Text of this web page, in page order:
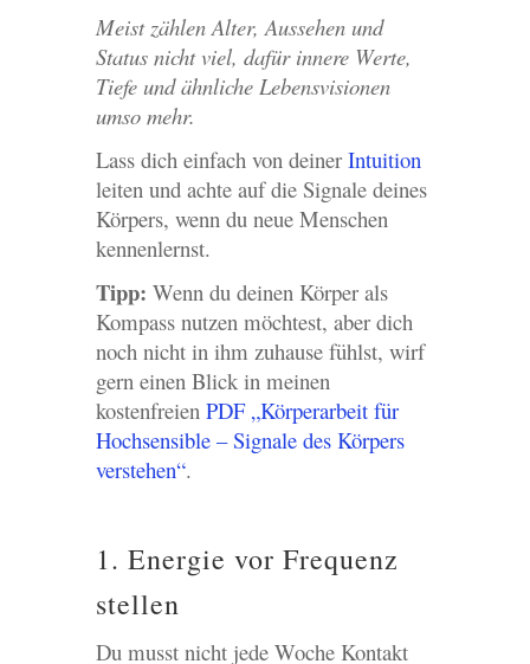
Meist zählen Alter, Aussehen und
Status nicht viel, dafür innere Werte,
Tiefe und ähnliche Lebensvisionen
umso mehr.
Lass dich einfach von deiner Intuition
leiten und achte auf die Signale deines
Körpers, wenn du neue Menschen
kennenlernst.
Tipp: Wenn du deinen Körper als
Kompass nutzen möchtest, aber dich
noch nicht in ihm zuhause fühlst, wirf
gern einen Blick in meinen
kostenfreien PDF „Körperarbeit für
Hochsensible – Signale des Körpers
verstehen“.
1. Energie vor Frequenz
stellen
Du musst nicht jede Woche Kontakt